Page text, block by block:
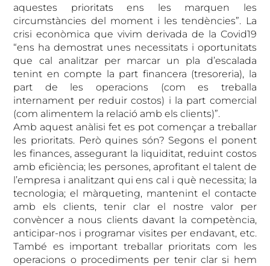
aquestes prioritats ens les marquen les
circumstàncies del moment i les tendències”. La
crisi econòmica que vivim derivada de la Covid19
“ens ha demostrat unes necessitats i oportunitats
que cal analitzar per marcar un pla d’escalada
tenint en compte la part financera (tresoreria), la
part de les operacions (com es treballa
internament per reduir costos) i la part comercial
(com alimentem la relació amb els clients)”.
Amb aquest anàlisi fet es pot començar a treballar
les prioritats. Però quines són? Segons el ponent
les finances, assegurant la liquiditat, reduint costos
amb eficiència; les persones, aprofitant el talent de
l’empresa i analitzant qui ens cal i què necessita; la
tecnologia; el màrqueting, mantenint el contacte
amb els clients, tenir clar el nostre valor per
convèncer a nous clients davant la competència,
anticipar-nos i programar visites per endavant, etc.
També es important treballar prioritats com les
operacions o procediments per tenir clar si hem